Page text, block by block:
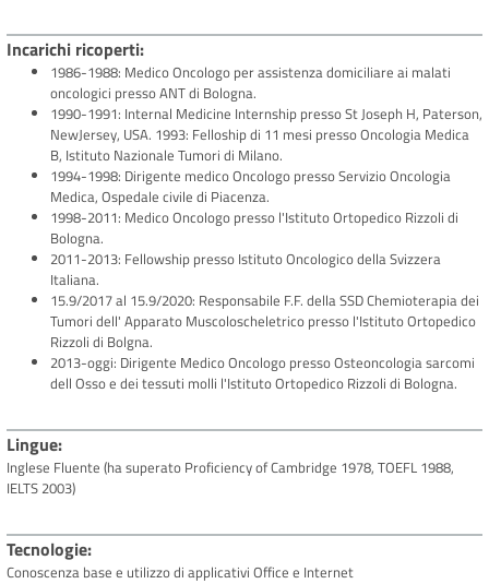
Incarichi ricoperti
1986-1988: Medico Oncologo per assistenza domiciliare ai malati
oncologici presso ANT di Bologna.
1990-1991: Internal Medicine Internship presso St Joseph H, Paterson,
NewJersey, USA. 1993: Felloship di 11 mesi presso Oncologia Medica
B, Istituto Nazionale Tumori di Milano.
1994-1998: Dirigente medico Oncologo presso Servizio Oncologia
Medica, Ospedale civile di Piacenza.
1998-2011: Medico Oncologo presso l'Istituto Ortopedico Rizzoli di
Bologna.
2011-2013: Fellowship presso Istituto Oncologico della Svizzera
Italiana.
15.9/2017 al 15.9/2020: Responsabile F.F. della SSD Chemioterapia dei
Tumori dell' Apparato Muscoloscheletrico presso l'Istituto Ortopedico
Rizzoli di Bolgna.
2013-oggi: Dirigente Medico Oncologo presso Osteoncologia sarcomi
dell Osso e dei tessuti molli l'Istituto Ortopedico Rizzoli di Bologna.
Lingue
Inglese Fluente (ha superato Proficiency of Cambridge 1978, TOEFL 1988,
IELTS 2003)
Tecnologie
Conoscenza base e utilizzo di applicativi Office e Internet